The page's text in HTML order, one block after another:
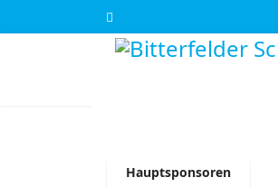
Hauptsponsoren